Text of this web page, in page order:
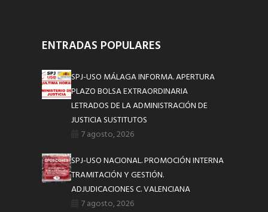
ENTRADAS POPULARES
SPJ-USO MÁLAGA INFORMA. APERTURA
PLAZO BOLSA EXTRAORDINARIA
LETRADOS DE LA ADMINISTRACIÓN DE
JUSTICIA SUSTITUTOS
7 agosto, 2026
SPJ-USO NACIONAL. PROMOCIÓN INTERNA
TRAMITACIÓN Y GESTIÓN.
ADJUDICACIONES C. VALENCIANA
7 agosto, 2026